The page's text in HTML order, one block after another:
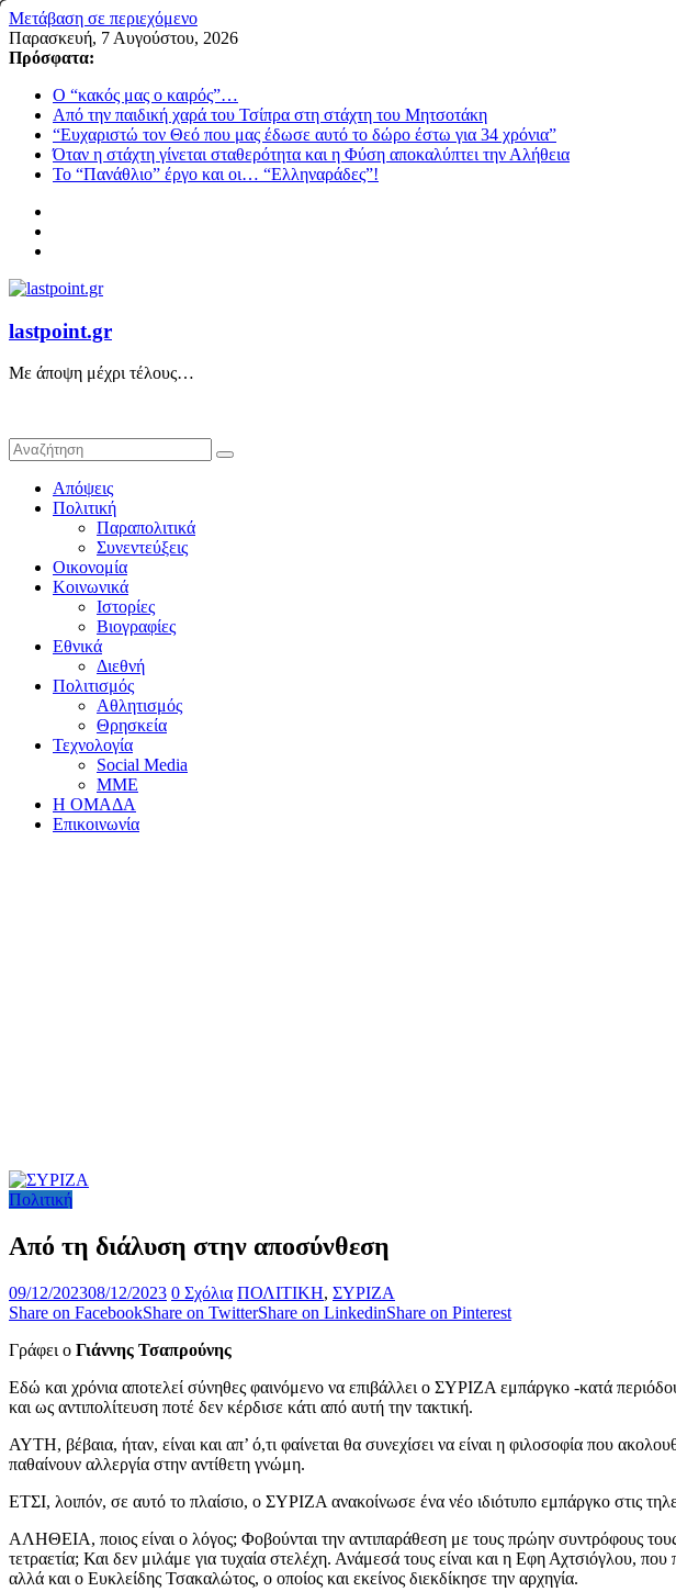
Μετάβαση σε περιεχόμενο
Παρασκευή, 7 Αυγούστου, 2026
Πρόσφατα:
Ο “κακός μας ο καιρός”…
Από την παιδική χαρά του Τσίπρα στη στάχτη του Μητσοτάκη
“Ευχαριστώ τον Θεό που μας έδωσε αυτό το δώρο έστω για 34 χρόνια”
Όταν η στάχτη γίνεται σταθερότητα και η Φύση αποκαλύπτει την Αλήθεια
Το “Πανάθλιο” έργο και οι… “Ελληναράδες”!
lastpoint.gr
Με άποψη μέχρι τέλους…
Απόψεις
Πολιτική
Παραπολιτικά
Συνεντεύξεις
Οικονομία
Κοινωνικά
Ιστορίες
Βιογραφίες
Εθνικά
Διεθνή
Πολιτισμός
Αθλητισμός
Θρησκεία
Τεχνολογία
Social Media
ΜΜΕ
Η ΟΜΑΔΑ
Επικοινωνία
Πολιτική
Από τη διάλυση στην αποσύνθεση
09/12/202308/12/2023 0 Σχόλια ΠΟΛΙΤΙΚΗ, ΣΥΡΙΖΑ
Share on FacebookShare on TwitterShare on LinkedinShare on Pinterest
Γράφει ο Γιάννης Τσαπρούνης
Εδώ και χρόνια αποτελεί σύνηθες φαινόμενο να επιβάλλει ο ΣΥΡΙΖΑ εμπάργκο -κατά
και ως αντιπολίτευση ποτέ δεν κέρδισε κάτι από αυτή την τακτική.
ΑΥΤΗ, βέβαια, ήταν, είναι και απ’ ό,τι φαίνεται θα συνεχίσει να είναι η φιλοσοφία που
παθαίνουν αλλεργία στην αντίθετη γνώμη.
ΕΤΣΙ, λοιπόν, σε αυτό το πλαίσιο, ο ΣΥΡΙΖΑ ανακοίνωσε ένα νέο ιδιότυπο εμπάργκο στις
ΑΛΗΘΕΙΑ, ποιος είναι ο λόγος; Φοβούνται την αντιπαράθεση με τους πρώην συντρόφους
τετραετία; Και δεν μιλάμε για τυχαία στελέχη. Ανάμεσά τους είναι και η Εφη Αχτσιόγλου,
αλλά και ο Ευκλείδης Τσακαλώτος, ο οποίος και εκείνος διεκδίκησε την αρχηγία.